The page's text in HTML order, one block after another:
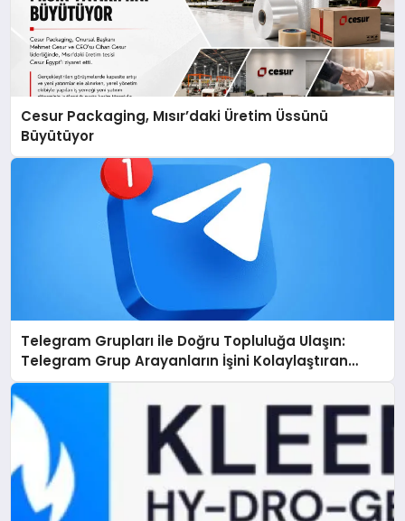
Cesur Packaging, Mısır’daki Üretim Üssünü
Büyütüyor
Telegram Grupları ile Doğru Topluluğa Ulaşın:
Telegram Grup Arayanların İşini Kolaylaştıran
Çözüm